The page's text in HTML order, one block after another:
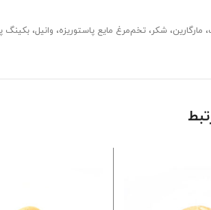
شکر، تخم‌مرغ مایع پاستوریزه، وانیل، بکینگ